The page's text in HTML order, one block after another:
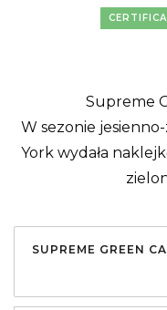
Supreme
W sezonie
York wydała
SUPREME GREEN